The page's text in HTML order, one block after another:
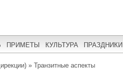
ПРИМЕТЫ КУЛЬТУРА ПРАЗДНИКИ
» Транзитные аспекты